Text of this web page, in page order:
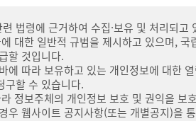
법령에 근거하여 수집·보유 및 처리되고
대한 일반적 규범을 제시하고 있으며,
할 것입니다.
따라 보유하고 있는 개인정보에 대한
구할 수 있습니다.
정보주체의 개인정보 보호 및 권익을
우 웹사이트 공지사항(또는 개별공지)을